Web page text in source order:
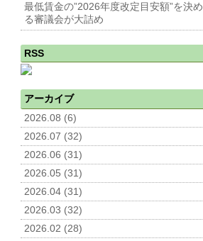
最低賃金の”2026年度改定目安額”を決め
る審議会が大詰め
RSS
アーカイブ
2026.08 (6)
2026.07 (32)
2026.06 (31)
2026.05 (31)
2026.04 (31)
2026.03 (32)
2026.02 (28)